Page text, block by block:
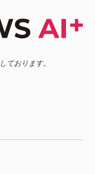
ております。